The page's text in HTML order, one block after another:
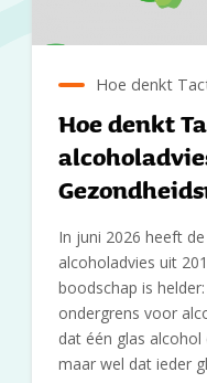
Hoe denkt
Hoe denkt
In juni 2026 heeft
alcoholadvies uit
boodschap is
ondergrens voor
dat één glas
maar wel dat ieder